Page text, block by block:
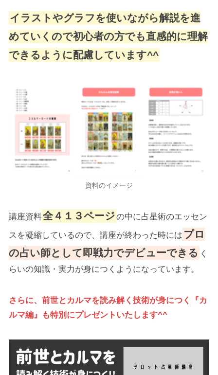
イラストやグラフを使いながら解説を進
めていくので初心者の方でも直感的に理解
できるように配慮しています^^
資料のイメージ
講座資料全４１３ページの中に占星術のエッセン
スを凝縮しているので、講座が終わった時には プロ
の占い師として即戦力でデビューできる く
らいの知識・実力が身につくようになっています。
さらに、前世とカルマを読み解く技術が身につく『カ
ルマ編』も特別にプレゼントいたします^^